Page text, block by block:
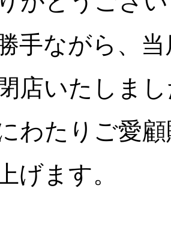
手ながら、
店いたしま
わたりご愛
げます。